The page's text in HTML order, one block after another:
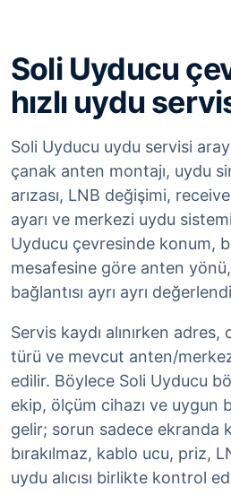
Soli Uyducu
hızlı uydu
Soli Uyducu uydu servisi
çanak anten montajı, uydu
arızası, LNB değişimi,
ayarı ve merkezi uydu
Uyducu çevresinde konum,
mesafesine göre anten
bağlantısı ayrı ayrı
Servis kaydı alınırken adres,
türü ve mevcut anten/
edilir. Böylece Soli Uyducu
ekip, ölçüm cihazı ve uygun
gelir; sorun sadece ekranda
bırakılmaz, kablo ucu, priz,
uydu alıcısı birlikte kontrol